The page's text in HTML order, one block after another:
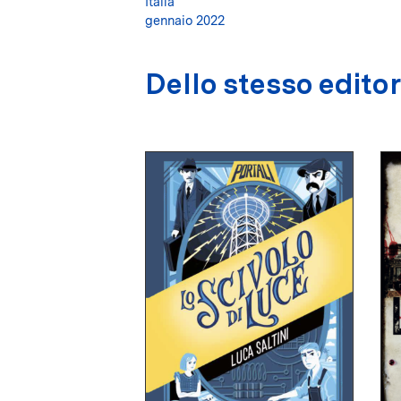
gennaio 2022
Dello stesso